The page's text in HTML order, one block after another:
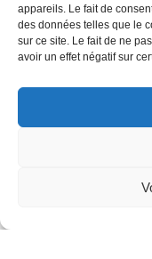
appareils. Le fait de
des données telles que le
sur ce site. Le fait de ne
avoir un effet négatif sur